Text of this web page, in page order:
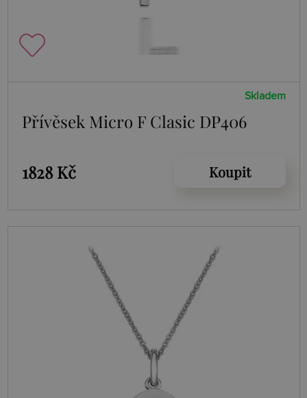
Skladem
Přívěsek Micro F Clasic DP406
1828 Kč Koupit